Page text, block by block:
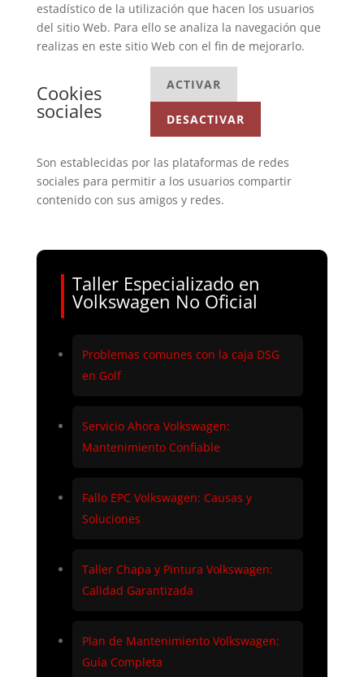
estadístico de la utilización que hacen los usuarios
del sitio Web. Para ello se analiza la navegación que
realizas en este sitio Web con el fin de mejorarlo.
Cookies
sociales
ACTIVAR
DESACTIVAR
Son establecidas por las plataformas de redes
sociales para permitir a los usuarios compartir
contenido con sus amigos y redes.
Taller Especializado en
Volkswagen No Oficial
Problemas comunes con la caja DSG
en Golf
Servicio Ahora Volkswagen:
Mantenimiento Confiable
Fallo EPC Volkswagen: Causas y
Soluciones
Taller Chapa y Pintura Volkswagen:
Calidad Garantizada
Plan de Mantenimiento Volkswagen:
Guía Completa